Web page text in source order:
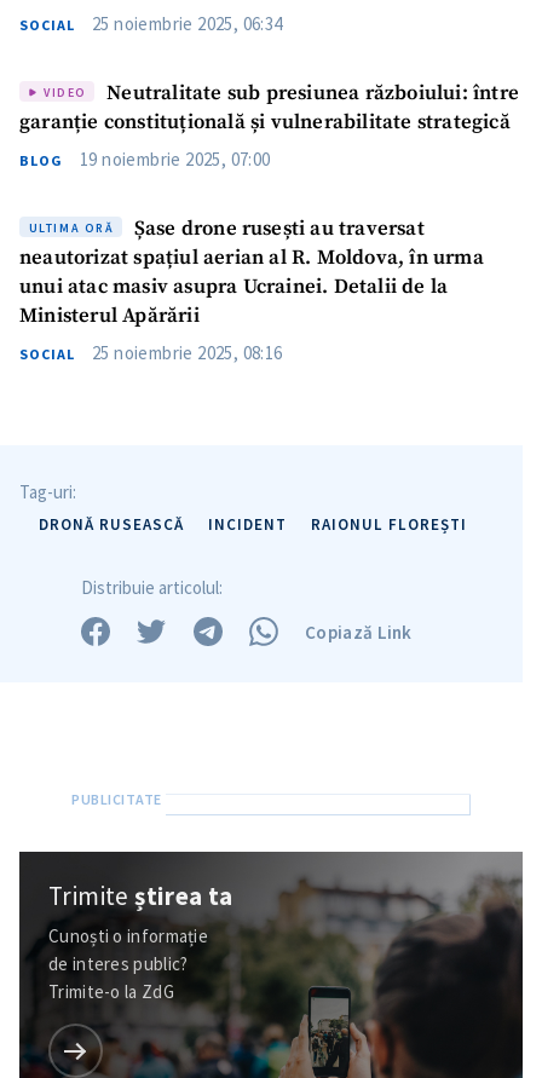
Trimite o informație
SOCIAL 25 noiembrie 2025, 06:34
VIDEO
Neutralitate sub presiunea războiului: între
garanție constituțională și vulnerabilitate strategică
BLOG 19 noiembrie 2025, 07:00
ULTIMA ORĂ
Șase drone rusești au traversat
neautorizat spațiul aerian al R. Moldova, în urma
unui atac masiv asupra Ucrainei. Detalii de la
Ministerul Apărării
SOCIAL 25 noiembrie 2025, 08:16
Tag-uri:
DRONĂ RUSEASCĂ INCIDENT RAIONUL FLOREȘTI
Distribuie articolul:
Copiază Link
Trimiteștirea ta
Cunoști o informație
de interes public?
Trimite-o la ZdG